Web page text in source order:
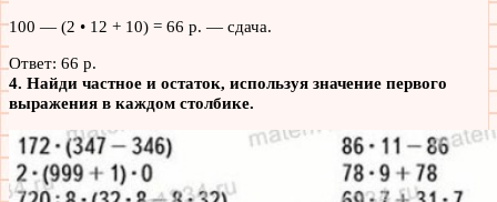
100 — (2 • 12 + 10) = 66 р. — сдача.
Ответ: 66 р.
4. Найди частное и остаток, используя значение первого
выражения в каждом столбике.